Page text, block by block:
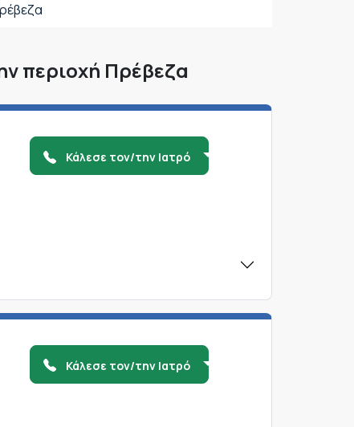
περιοχή Πρέβεζα
Κάλεσε τον/την Ιατρό
Κάλεσε τον/την Ιατρό